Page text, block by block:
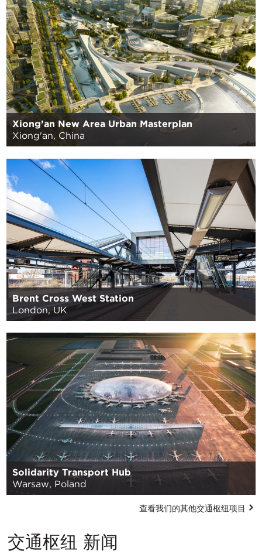
Xiong’an New Area Urban Masterplan
Xiong'an, China
Brent Cross West Station
London, UK
Solidarity Transport Hub
Warsaw, Poland
查看我们的其他交通枢纽项目
交通枢纽 新闻